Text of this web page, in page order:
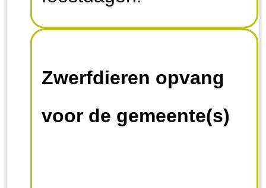
Zwerfdieren opvang
voor de gemeente(s)